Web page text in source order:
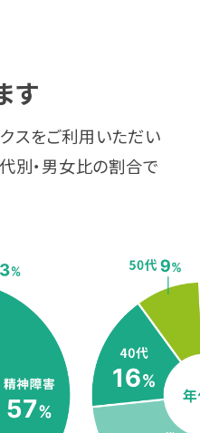
予約する
テージ
と職場の間に入
くいことや
支援スタッフに
。
望を
方法や、企業から
する練習をしま
行し、業務指
量の不安など
ます。
テージ
ます。
理
て
、休職中に崩れて
えます。
自分に合った
への対処法を
す
スをご利用いただい
別・男女比の割合で